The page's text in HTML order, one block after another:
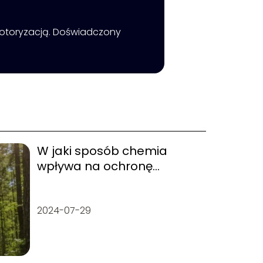
Doświadczony
W jaki sposób chemia
wpływa na ochronę
2024-07-29